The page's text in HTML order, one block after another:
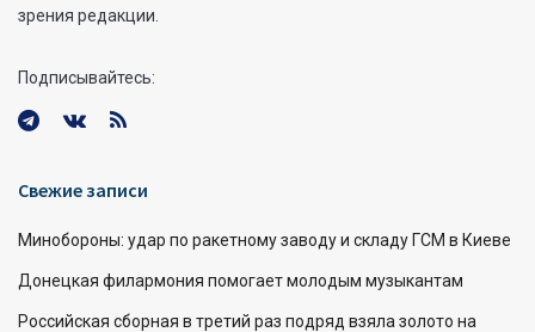
зрения редакции.
Подписывайтесь:
Свежие записи
Минобороны: удар по ракетному заводу и складу ГСМ в Киеве
Донецкая филармония помогает молодым музыкантам
Российская сборная в третий раз подряд взяла золото на